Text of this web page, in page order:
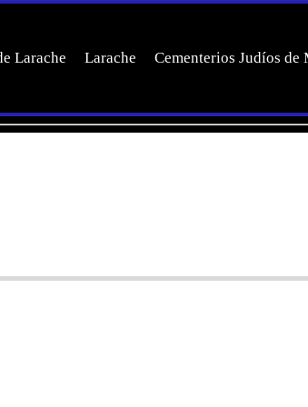
Larache Larache Cementerios Judíos de